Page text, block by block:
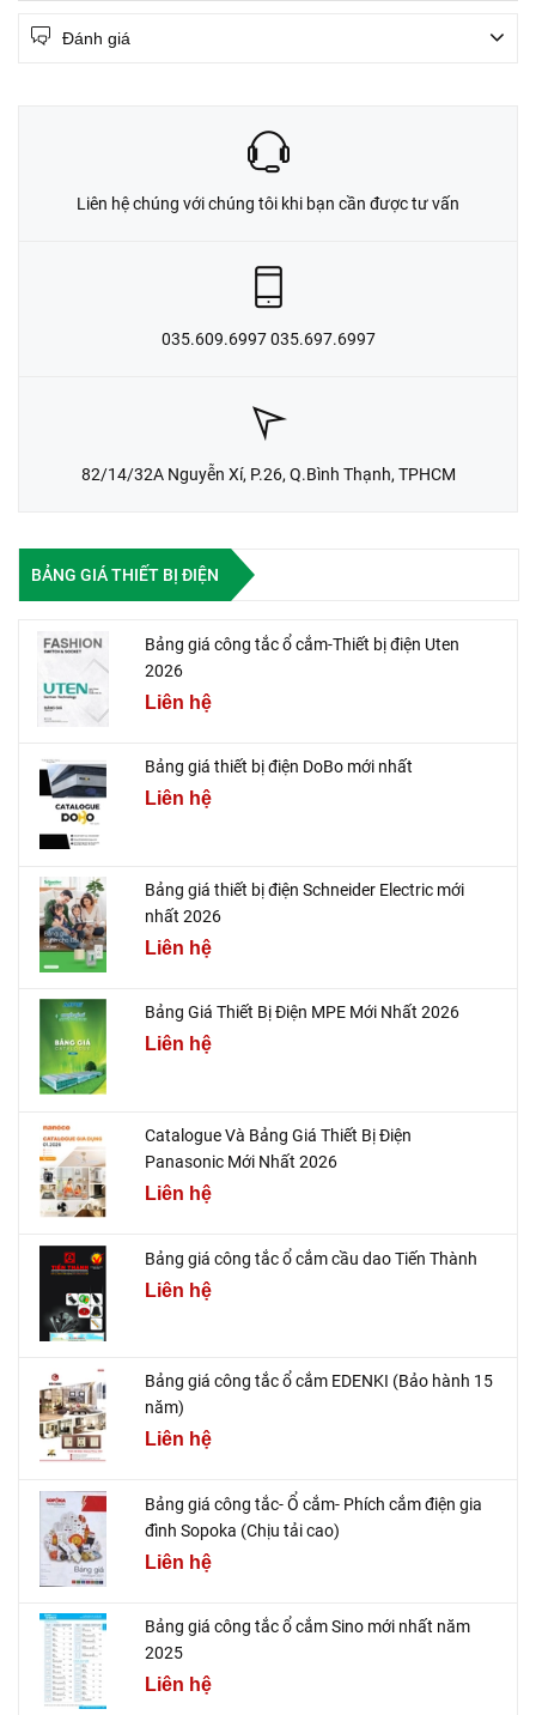
Đánh giá
Liên hệ chúng với chúng tôi khi bạn cần được tư vấn
035.609.6997 035.697.6997
82/14/32A Nguyễn Xí, P.26, Q.Bình Thạnh, TPHCM
BẢNG GIÁ THIẾT BỊ ĐIỆN
Bảng giá công tắc ổ cắm-Thiết bị điện Uten
2026
Liên hệ
Bảng giá thiết bị điện DoBo mới nhất
Liên hệ
Bảng giá thiết bị điện Schneider Electric mới
nhất 2026
Liên hệ
Bảng Giá Thiết Bị Điện MPE Mới Nhất 2026
Liên hệ
Catalogue Và Bảng Giá Thiết Bị Điện
Panasonic Mới Nhất 2026
Liên hệ
Bảng giá công tắc ổ cắm cầu dao Tiến Thành
Liên hệ
Bảng giá công tắc ổ cắm EDENKI (Bảo hành 15
năm)
Liên hệ
Bảng giá công tắc- Ổ cắm- Phích cắm điện gia
đình Sopoka (Chịu tải cao)
Liên hệ
Bảng giá công tắc ổ cắm Sino mới nhất năm
2025
Liên hệ